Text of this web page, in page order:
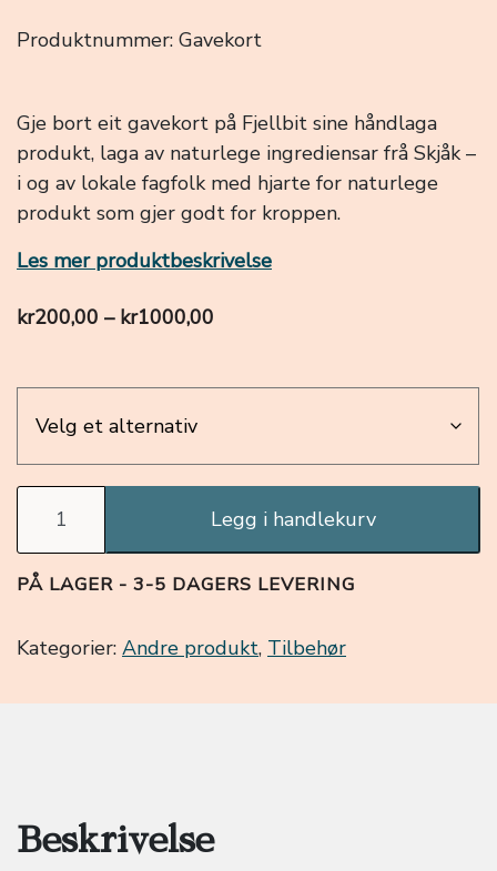
Produktnummer: Gavekort
Gje bort eit gavekort på Fjellbit sine håndlaga
produkt, laga av naturlege ingrediensar frå Skjåk –
i og av lokale fagfolk med hjarte for naturlege
produkt som gjer godt for kroppen.
Les mer produktbeskrivelse
kr200,00 – kr1000,00
Legg i handlekurv
PÅ LAGER - 3-5 DAGERS LEVERING
Kategorier: Andre produkt, Tilbehør
Beskrivelse